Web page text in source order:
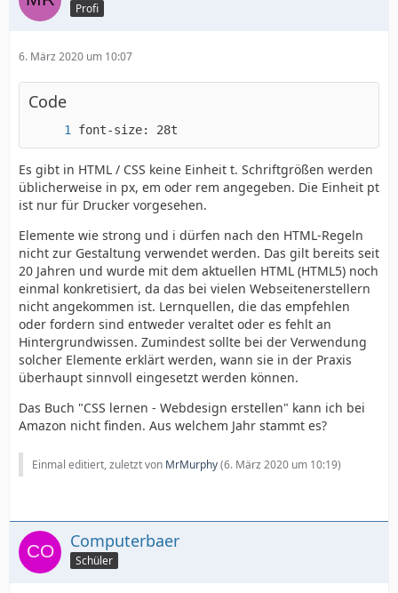
Profi
6. März 2020 um 10:07
Code
font-size: 28t
Es gibt in HTML / CSS keine Einheit t. Schriftgrößen werden
üblicherweise in px, em oder rem angegeben. Die Einheit pt
ist nur für Drucker vorgesehen.
Elemente wie strong und i dürfen nach den HTML-Regeln
nicht zur Gestaltung verwendet werden. Das gilt bereits seit
20 Jahren und wurde mit dem aktuellen HTML (HTML5) noch
einmal konkretisiert, da das bei vielen Webseitenerstellern
nicht angekommen ist. Lernquellen, die das empfehlen
oder fordern sind entweder veraltet oder es fehlt an
Hintergrundwissen. Zumindest sollte bei der Verwendung
solcher Elemente erklärt werden, wann sie in der Praxis
überhaupt sinnvoll eingesetzt werden können.
Das Buch "CSS lernen - Webdesign erstellen" kann ich bei
Amazon nicht finden. Aus welchem Jahr stammt es?
Einmal editiert, zuletzt von MrMurphy(6. März 2020 um 10:19)
Computerbaer
Schüler